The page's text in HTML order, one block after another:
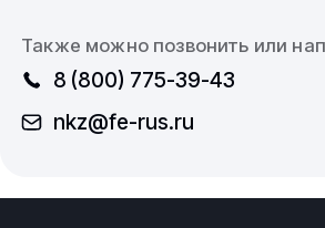
Также можно позвонить или
8 (800) 775-39-43
nkz@fe-rus.ru